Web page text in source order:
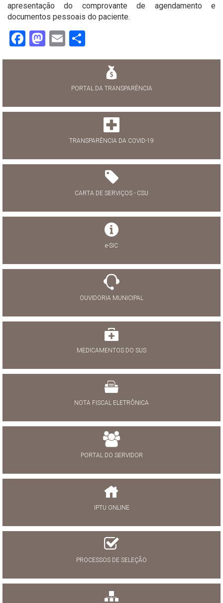
apresentação do comprovante de agendamento e
documentos pessoais do paciente.
Facebook
Mastodon
Email
PORTAL DA TRANSPARÊNCIA
TRANSPARÊNCIA DA COVID-19
CARTA DE SERVIÇOS - CSU
e-SIC
OUVIDORIA MUNICIPAL
MEDICAMENTOS DO SUS
NOTA FISCAL ELETRÔNICA
PORTAL DO SERVIDOR
IPTU ONLINE
PROCESSOS DE SELEÇÃO